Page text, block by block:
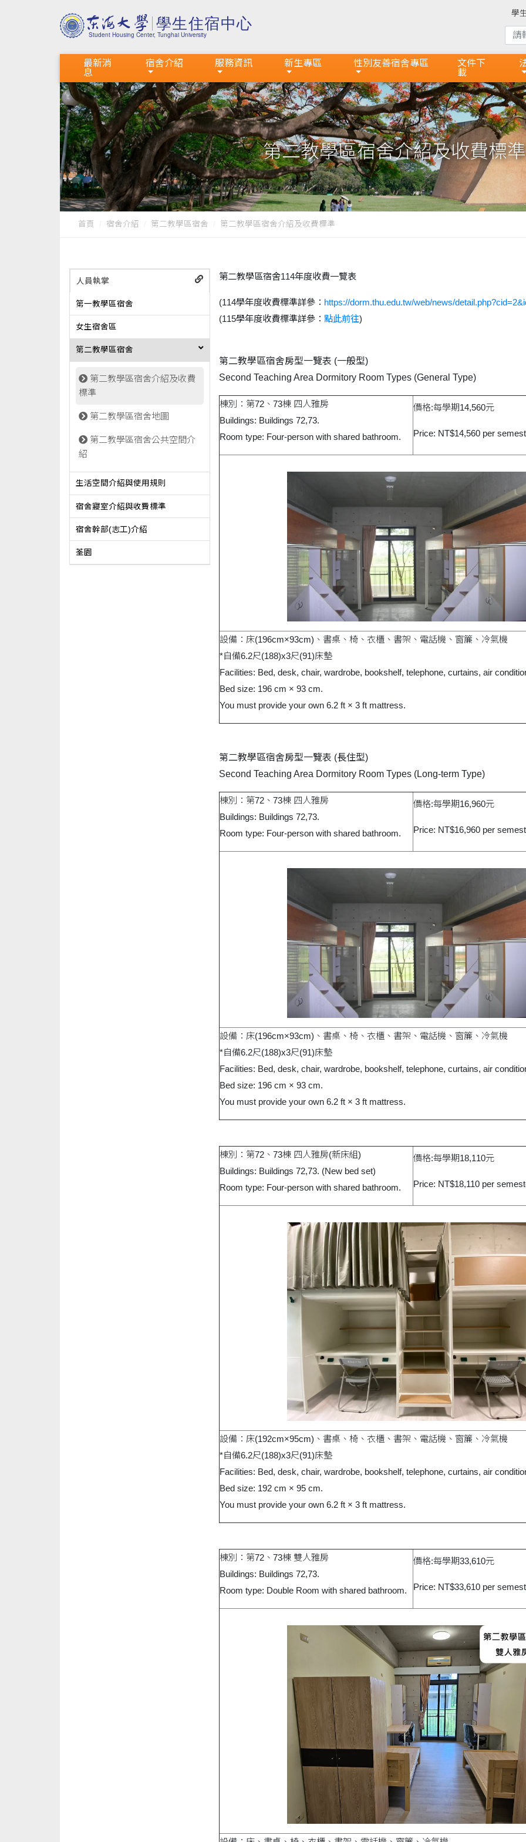
學
最新消
息
宿舍介紹 服務資訊 新生專區 性別友善宿舍專區
文件下
載
第二教學區宿舍介紹及收費標準
首頁 宿舍介紹 第二教學區宿舍 第二教學區宿舍介紹及收費標準
人員執掌
第一教學區宿舍
女生宿舍區
第二教學區宿舍
第二教學區宿舍介紹及收費
標準
第二教學區宿舍地圖
第二教學區宿舍公共空間介
紹
生活空間介紹與使用規則
宿舍寢室介紹與收費標準
宿舍幹部(志工)介紹
荃園
第二教學區宿舍114年度收費一覽表
(114學年度收費標準詳參： https://dorm.thu.edu.tw/web/news/
(115學年度收費標準詳參： 點此前往)
第二教學區宿舍房型一覽表 (一般型)
Second Teaching Area Dormitory Room Types (General Type)
棟別：第72、73棟 四人雅房
Buildings: Buildings 72,73.
Room type: Four-person with shared bathroom.
價格:每學期14,560元
Price: NT$14,560 per
設備：床(196cm×93cm)、書桌、椅、衣櫃、書架、電話機、窗簾、冷氣機
*自備6.2尺(188)x3尺(91)床墊
Facilities: Bed, desk, chair, wardrobe, bookshelf, telephone, curtains, air
Bed size: 196 cm × 93 cm.
You must provide your own 6.2 ft × 3 ft mattress.
第二教學區宿舍房型一覽表 (長住型)
Second Teaching Area Dormitory Room Types (Long-term Type)
棟別：第72、73棟 四人雅房
Buildings: Buildings 72,73.
Room type: Four-person with shared bathroom.
價格:每學期16,960元
Price: NT$16,960 per
設備：床(196cm×93cm)、書桌、椅、衣櫃、書架、電話機、窗簾、冷氣機
*自備6.2尺(188)x3尺(91)床墊
Facilities: Bed, desk, chair, wardrobe, bookshelf, telephone, curtains, air
Bed size: 196 cm × 93 cm.
You must provide your own 6.2 ft × 3 ft mattress.
棟別：第72、73棟 四人雅房(新床組)
Buildings: Buildings 72,73. (New bed set)
Room type: Four-person with shared bathroom.
價格:每學期18,110元
Price: NT$18,110 per
設備：床(192cm×95cm)、書桌、椅、衣櫃、書架、電話機、窗簾、冷氣機
*自備6.2尺(188)x3尺(91)床墊
Facilities: Bed, desk, chair, wardrobe, bookshelf, telephone, curtains, air
Bed size: 192 cm × 95 cm.
You must provide your own 6.2 ft × 3 ft mattress.
棟別：第72、73棟 雙人雅房
Buildings: Buildings 72,73.
Room type: Double Room with shared bathroom.
價格:每學期33,610元
Price: NT$33,610 per